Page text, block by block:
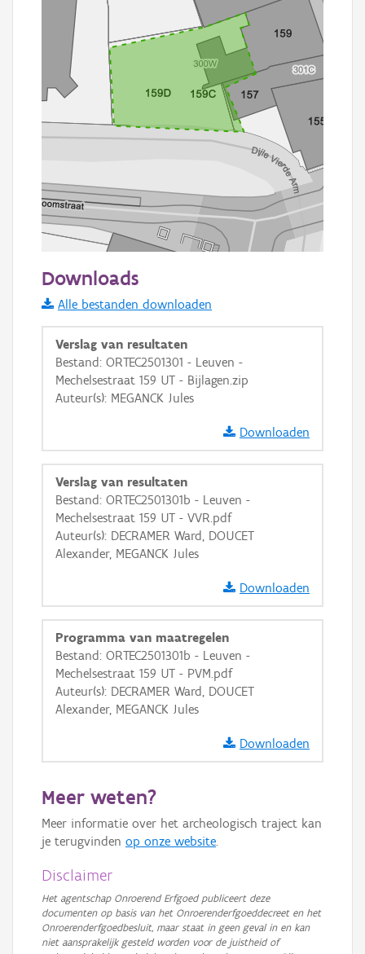
Informatie Vlaanderen
i
+ −
Basis Lagen
OSM-Basiskaart
GRB-Basiskaart in grijswaarden
Downloads
Alle bestanden downloaden
Verslag van resultaten
Bestand: ORTEC2501301 - Leuven -
Mechelsestraat 159 UT - Bijlagen.zip
Auteur(s): MEGANCK Jules
Downloaden
Verslag van resultaten
Bestand: ORTEC2501301b - Leuven -
Mechelsestraat 159 UT - VVR.pdf
Auteur(s): DECRAMER Ward, DOUCET
Alexander, MEGANCK Jules
Downloaden
Programma van maatregelen
Bestand: ORTEC2501301b - Leuven -
Mechelsestraat 159 UT - PVM.pdf
Auteur(s): DECRAMER Ward, DOUCET
Alexander, MEGANCK Jules
Downloaden
Meer weten?
Meer informatie over het archeologisch traject kan
je terugvinden op onze website.
Disclaimer
Het agentschap Onroerend Erfgoed publiceert deze
documenten op basis van het Onroerenderfgoeddecreet en het
Onroerenderfgoedbesluit, maar staat in geen geval in en kan
niet aansprakelijk gesteld worden voor de juistheid of